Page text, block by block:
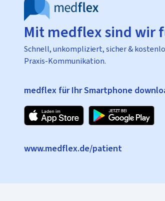
Mit medflex sind wir
Schnell, unkompliziert, sicher &
Praxis-Kommunikation.
medflex für Ihr Smartphone
www.medflex.de/patient